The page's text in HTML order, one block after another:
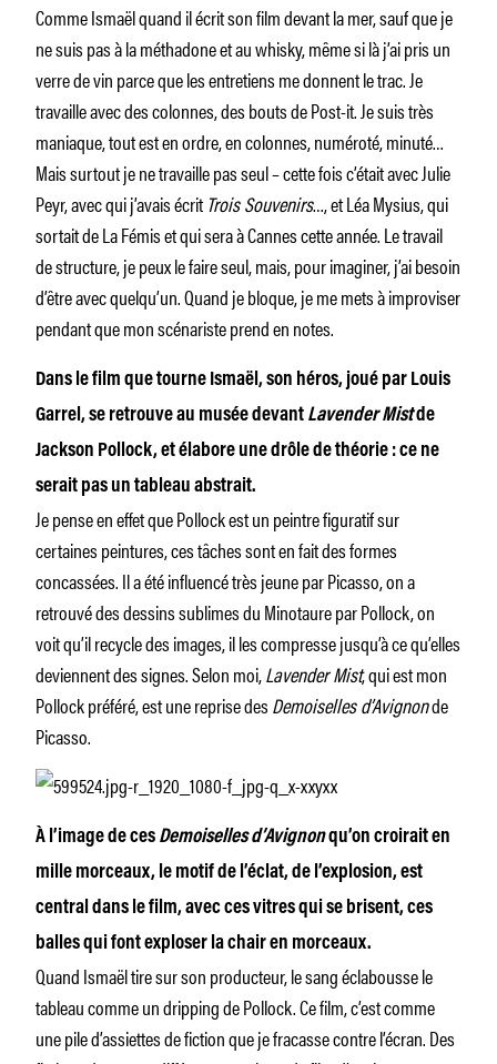
Comme Ismaël quand il écrit son film devant la mer, sauf que je
ne suis pas à la méthadone et au whisky, même si là j’ai pris un
verre de vin parce que les entretiens me donnent le trac. Je
travaille avec des colonnes, des bouts de Post-it. Je suis très
maniaque, tout est en ordre, en colonnes, numéroté, minuté…
Mais surtout je ne travaille pas seul – cette fois c’était avec Julie
Peyr, avec qui j’avais écritTrois Souvenirs…, et Léa Mysius, qui
sortait de La Fémis et qui sera à Cannes cette année. Le travail
de structure, je peux le faire seul, mais, pour imaginer, j’ai besoin
d’être avec quelqu’un. Quand je bloque, je me mets à improviser
pendant que mon scénariste prend en notes.
Dans le film que tourne Ismaël, son héros, joué par Louis
Garrel, se retrouve au musée devant Lavender Mistde
Jackson Pollock, et élabore une drôle de théorie : ce ne
serait pas un tableau abstrait.
Je pense en effet que Pollock est un peintre figuratif sur
certaines peintures, ces tâches sont en fait des formes
concassées. Il a été influencé très jeune par Picasso, on a
retrouvé des dessins sublimes du Minotaure par Pollock, on
voit qu’il recycle des images, il les compresse jusqu’à ce qu’elles
deviennent des signes. Selon moi,Lavender Mist, qui est mon
Pollock préféré, est une reprise desDemoiselles d’Avignonde
Picasso.
À l’image de ces Demoiselles d’Avignonqu’on croirait en
mille morceaux, le motif de l’éclat, de l’explosion, est
central dans le film, avec ces vitres qui se brisent, ces
balles qui font exploser la chair en morceaux.
Quand Ismaël tire sur son producteur, le sang éclabousse le
tableau comme un dripping de Pollock. Ce film, c’est comme
une pile d’assiettes de fiction que je fracasse contre l’écran. Des